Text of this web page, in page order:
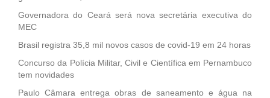
Governadora do Ceará será nova secretária executiva do
MEC
Brasil registra 35,8 mil novos casos de covid-19 em 24 horas
Concurso da Polícia Militar, Civil e Científica em Pernambuco
tem novidades
Paulo Câmara entrega obras de saneamento e água na